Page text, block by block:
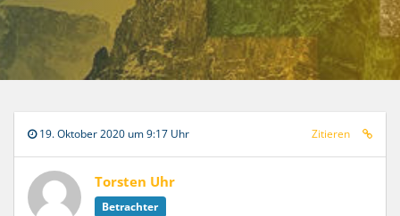
19. Oktober 2020 um 9:17 Uhr Zitieren
Torsten Uhr
Betrachter